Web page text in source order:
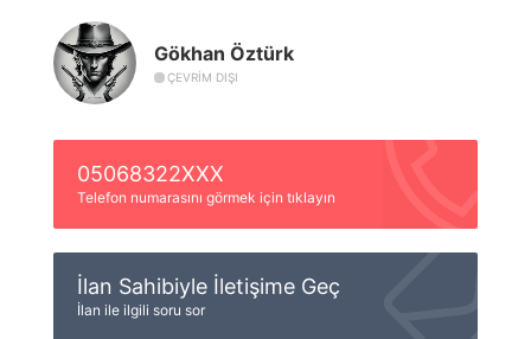
Gökhan Öztürk
ÇEVRIM DIŞI
05068322XXX
Telefon numarasını görmek için tıklayın
İlan Sahibiyle İletişime Geç
İlan ile ilgili soru sor